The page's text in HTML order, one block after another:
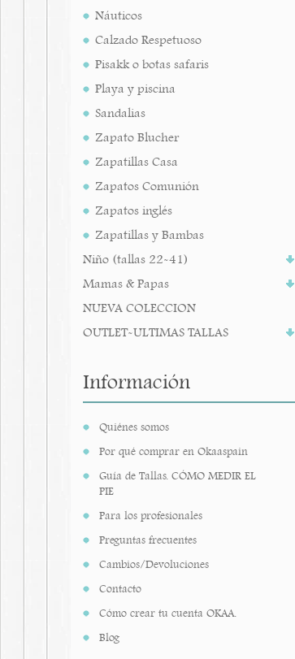
Náuticos
Calzado Respetuoso
Pisakk o botas safaris
Playa y piscina
Sandalias
Zapato Blucher
Zapatillas Casa
Zapatos Comunión
Zapatos inglés
Zapatillas y Bambas
Niño (tallas 22-41)
Mamas & Papas
NUEVA COLECCION
OUTLET-ULTIMAS TALLAS
Información
Quiénes somos
Por qué comprar en Okaaspain
Guía de Tallas. CÓMO MEDIR EL
PIE
Para los profesionales
Preguntas frecuentes
Cambios/Devoluciones
Contacto
Cómo crear tu cuenta OKAA.
Blog